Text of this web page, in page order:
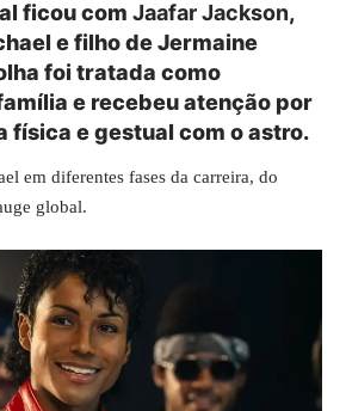
ficou com Jaafar Jackson,
e filho de Jermaine
foi tratada como
e recebeu atenção por
física e gestual com o astro.
em diferentes fases da carreira, do
global.